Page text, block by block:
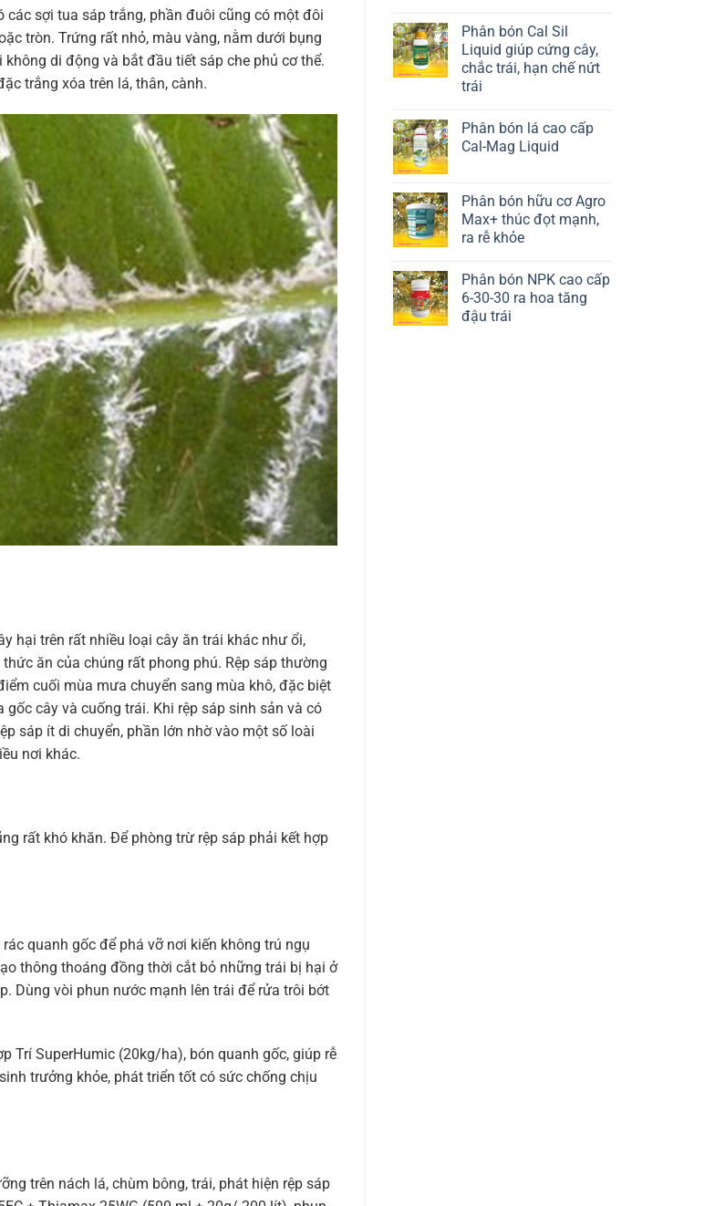
các sợi tua sáp trắng, phần đuôi cũng có một đôi
tròn. Trứng rất nhỏ, màu vàng, nằm dưới bụng
di động và bắt đầu tiết sáp che phủ cơ thể.
trắng xóa trên lá, thân, cành.
hại trên rất nhiều loại cây ăn trái khác như ổi,
ăn của chúng rất phong phú. Rệp sáp thường
cuối mùa mưa chuyển sang mùa khô, đặc biệt
cây và cuống trái. Khi rệp sáp sinh sản và có
sáp ít di chuyển, phần lớn nhờ vào một số loài
nơi khác.
rất khó khăn. Để phòng trừ rệp sáp phải kết hợp
quanh gốc để phá vỡ nơi kiến không trú ngụ
thông thoáng đồng thời cắt bỏ những trái bị hại ở
Dùng vòi phun nước mạnh lên trái để rửa trôi bớt
Trí SuperHumic (20kg/ha), bón quanh gốc, giúp rễ
trưởng khỏe, phát triển tốt có sức chống chịu
trên nách lá, chùm bông, trái, phát hiện rệp sáp
Phân bón Cal Sil
Liquid giúp cứng cây,
chắc trái, hạn chế nứt
trái
Phân bón lá cao cấp
Cal-Mag Liquid
Phân bón hữu cơ Agro
Max+ thúc đọt mạnh,
ra rễ khỏe
Phân bón NPK cao cấp
6-30-30 ra hoa tăng
đậu trái